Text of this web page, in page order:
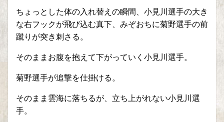
ちょっとした体の入れ替えの瞬間、小見川選手の大き
な右フックが飛び込む真下、みぞおちに菊野選手の前
蹴りが突き刺さる。
そのままお腹を抱えて下がっていく小見川選手。
菊野選手が追撃を仕掛ける。
そのまま雲海に落ちるが、立ち上がれない小見川選
手。